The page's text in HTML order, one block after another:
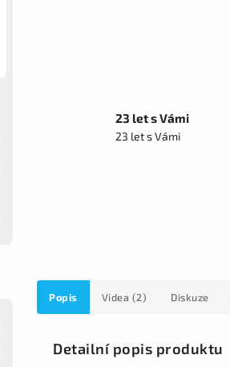
23 let s Vámi
23 let s Vámi
Popis Videa (2) Diskuze
Detailní popis produktu